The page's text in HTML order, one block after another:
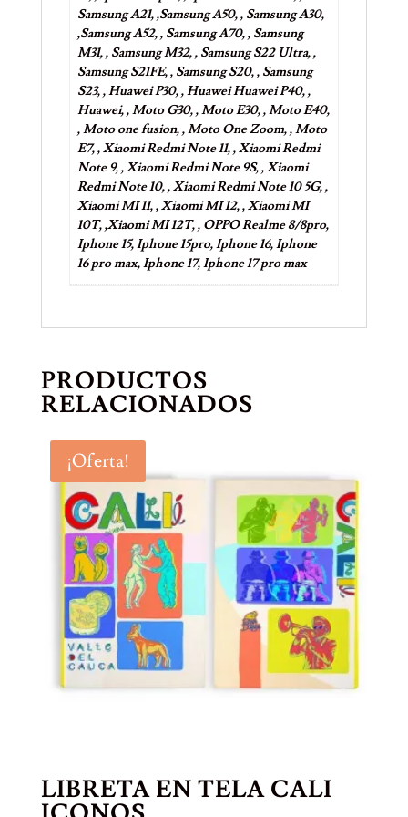
Samsung A21, ,Samsung A50, , Samsung A30,
,Samsung A52, , Samsung A70, , Samsung
M31, , Samsung M32, , Samsung S22 Ultra, ,
Samsung S21FE, , Samsung S20, , Samsung
S23, , Huawei P30, , Huawei Huawei P40, ,
Huawei, , Moto G30, , Moto E30, , Moto E40,
, Moto one fusion, , Moto One Zoom, , Moto
E7, , Xiaomi Redmi Note 11, , Xiaomi Redmi
Note 9, , Xiaomi Redmi Note 9S, , Xiaomi
Redmi Note 10, , Xiaomi Redmi Note 10 5G, ,
Xiaomi MI 11, , Xiaomi MI 12, , Xiaomi MI
10T, ,Xiaomi MI 12T, , OPPO Realme 8/8pro,
Iphone 15, Iphone 15pro, Iphone 16, Iphone
16 pro max, Iphone 17, Iphone 17 pro max
PRODUCTOS
RELACIONADOS
¡Oferta!
LIBRETA EN TELA CALI